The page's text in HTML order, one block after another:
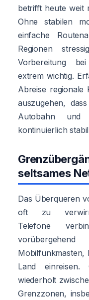
betrifft heute weit
Ohne stabilen
einfache
Regionen
Vorbereitung
extrem wichtig.
Abreise regionale
auszugehen,
Autobahn und
kontinuierlich
seltsames
Das Überqueren
oft zu
Telefone
Mobilfunkmasten,
Land einreisen.
wiederholt
Grenzzonen,